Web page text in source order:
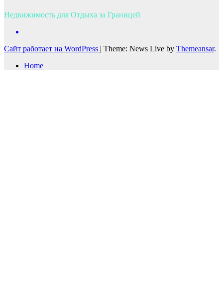
Недвижимость для Отдыха за Границей
Сайт работает на WordPress | Theme: News Live by Themeansar.
Home